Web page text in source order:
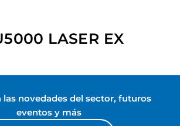
LASER EX
las novedades del sector, futuros
eventos y más